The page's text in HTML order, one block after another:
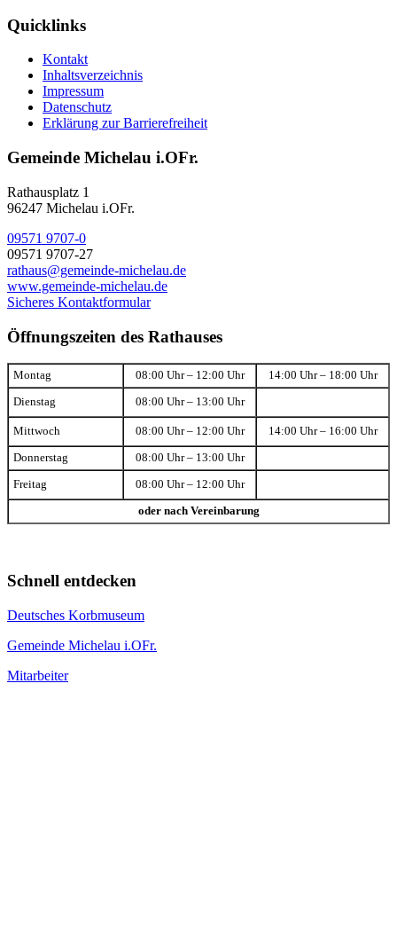
Quicklinks
Kontakt
Inhaltsverzeichnis
Impressum
Datenschutz
Erklärung zur Barrierefreiheit
Gemeinde Michelau i.OFr.
Rathausplatz 1
96247 Michelau i.OFr.
09571 9707-0
09571 9707-27
rathaus@gemeinde-michelau.de
www.gemeinde-michelau.de
Sicheres Kontaktformular
Öffnungszeiten des Rathauses
Montag 08:00 Uhr – 12:00 Uhr 14:00 Uhr – 18:00 Uhr
Dienstag 08:00 Uhr – 13:00 Uhr
Mittwoch 08:00 Uhr – 12:00 Uhr 14:00 Uhr – 16:00 Uhr
Donnerstag 08:00 Uhr – 13:00 Uhr
Freitag 08:00 Uhr – 12:00 Uhr
oder nach Vereinbarung
Schnell entdecken
Deutsches Korbmuseum
Gemeinde Michelau i.OFr.
Mitarbeiter